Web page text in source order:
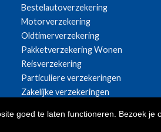
goed te laten functioneren. Bezoek je
Bestelautoverzekering
Motorverzekering
Oldtimerverzekering
Pakketverzekering Wonen
Reisverzekering
Particuliere verzekeringen
Zakelijke verzekeringen